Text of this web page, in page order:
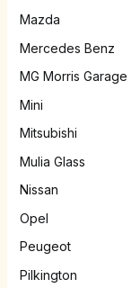
Mazda
Mercedes Benz
MG Morris Garage
Mini
Mitsubishi
Mulia Glass
Nissan
Opel
Peugeot
Pilkington